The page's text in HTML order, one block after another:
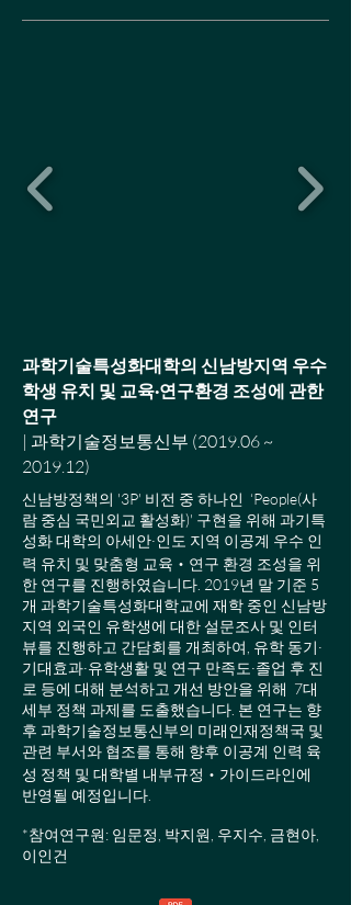
과학기술특성화대학의 신남방지역 우수
학생 유치 및 교육·연구환경 조성에 관한
연구
| 과학기술정보통신부​ (2019.06 ~
2019.12)
신남방정책의 '3P' 비전 중 하나인 ‘People(사
람 중심 국민외교 활성화)' 구현을 위해 과기특
성화 대학의 아세안·인도 지역 이공계 우수 인
력 유치 및 맞춤형 교육‧연구 환경 조성을 위
한 연구를 진행하였습니다. 2019년 말 기준 5
개 과학기술특성화대학교에 재학 중인 신남방
지역 외국인 유학생에 대한 설문조사 및 인터
뷰를 진행하고 간담회를 개최하여, 유학 동기·
기대효과·유학생활 및 연구 만족도·졸업 후 진
로 등에 대해 분석하고 개선 방안을 위해 7대
세부 정책 과제를 도출했습니다. 본 연구는 향
후 과학기술정보통신부의 미래인재정책국 및
관련 부서와 협조를 통해 향후 이공계 인력 육
성 정책 및 대학별 내부규정‧가이드라인에
반영될 예정입니다.
​​*참여연구원: 임문정, 박지원, 우지수, 금현아,
이인건